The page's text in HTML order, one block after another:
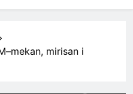
mirisan i